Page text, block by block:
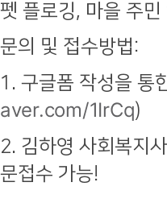
펫 플로깅, 마을 주민
문의 및 접수방법:
1. 구글폼 작성을 통
aver.com/1IrCq)
2. 김하영 사회복
문접수 가능!